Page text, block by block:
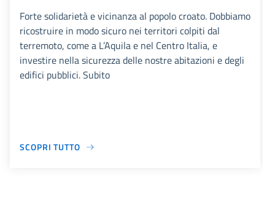
Forte solidarietà e vicinanza al popolo croato. Dobbiamo
ricostruire in modo sicuro nei territori colpiti dal
terremoto, come a L’Aquila e nel Centro Italia, e
investire nella sicurezza delle nostre abitazioni e degli
edifici pubblici. Subito
SCOPRI TUTTO